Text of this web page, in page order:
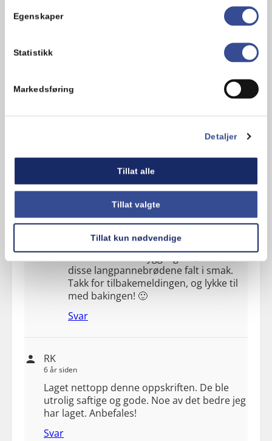
Egenskaper
Statistikk
Markedsføring
Detaljer
Tillat alle
Tillat valgte
Tillat kun nødvendige
De er så gode
Cecilie
4 år siden
disse langpannebrødene falt i smak.
Takk for tilbakemeldingen, og lykke til
med bakingen! 🙂
Svar
RK
6 år siden
Laget nettopp denne oppskriften. De ble
utrolig saftige og gode. Noe av det bedre jeg
har laget. Anbefales!
Svar